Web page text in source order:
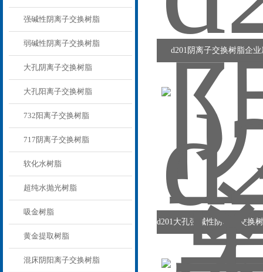
强碱性阴离子交换树脂
弱碱性阴离子交换树脂
大孔阴离子交换树脂
大孔阳离子交换树脂
732阳离子交换树脂
717阴离子交换树脂
软化水树脂
超纯水抛光树脂
吸金树脂
黄金提取树脂
混床阴阳离子交换树脂
d201阴离子交换树脂企